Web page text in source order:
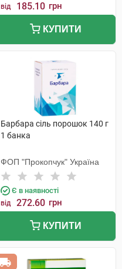
від 185.10 грн
КУПИТИ
Барбара сіль порошок 140 г
1 банка
ФОП "Прокопчук" Україна
Є в наявності
від 272.60 грн
КУПИТИ